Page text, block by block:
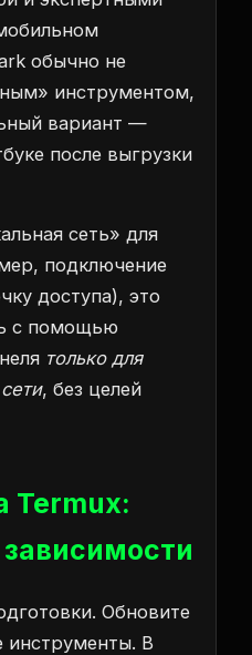
обычно не
инструментом,
вариант —
после выгрузки
сеть» для
подключение
доступа), это
с помощью
только для
, без целей
Termux:
Обновите
инструменты. В